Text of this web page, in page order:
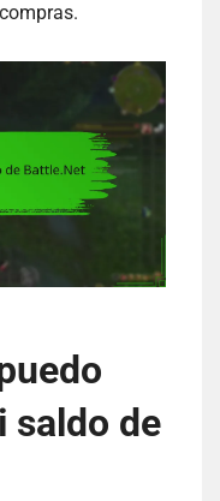
saldo de